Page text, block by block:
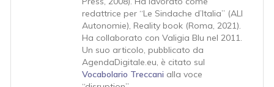
redattrice per “Le Sindache d’Italia” (ALI
Autonomie), Reality book (Roma, 2021).
Ha collaborato con Valigia Blu nel 2011.
Un suo articolo, pubblicato da
AgendaDigitale.eu, è citato sul
Vocabolario Treccani alla voce